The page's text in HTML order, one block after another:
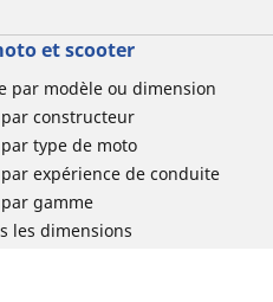
et scooter
par modèle ou dimension
constructeur
type de moto
expérience de conduite
gamme
les dimensions